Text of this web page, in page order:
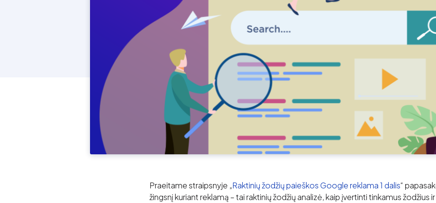
Praeitame straipsnyje „Raktinių žodžių paieškos Google reklama 1 dalis“
žingsnį kuriant reklamą – tai raktinių žodžių analizė, kaip įvertinti tinkamus žodžius